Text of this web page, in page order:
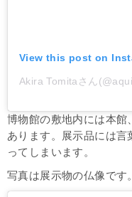
View this post on
Akira Tomitaさん
博物館の敷地内には本館
あります。展示品には
ってしまいます。
写真は展示物の仏像です。